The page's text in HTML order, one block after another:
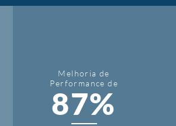
87%
Melhoria de
Performance de